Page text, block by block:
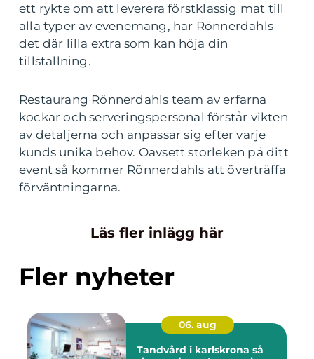
ett rykte om att leverera förstklassig mat till
alla typer av evenemang, har Rönnerdahls
det där lilla extra som kan höja din
tillställning.
Restaurang Rönnerdahls team av erfarna
kockar och serveringspersonal förstår vikten
av detaljerna och anpassar sig efter varje
kunds unika behov. Oavsett storleken på ditt
event så kommer Rönnerdahls att överträffa
förväntningarna.
Läs fler inlägg här
Fler nyheter
06. aug
Tandvård i karlskrona så